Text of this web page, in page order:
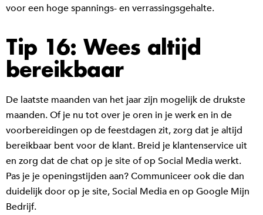
voor een hoge spannings- en verrassingsgehalte.
Tip 16: Wees altijd
bereikbaar
De laatste maanden van het jaar zijn mogelijk de drukste
maanden. Of je nu tot over je oren in je werk en in de
voorbereidingen op de feestdagen zit, zorg dat je altijd
bereikbaar bent voor de klant. Breid je klantenservice uit
en zorg dat de chat op je site of op Social Media werkt.
Pas je je openingstijden aan? Communiceer ook die dan
duidelijk door op je site, Social Media en op Google Mijn
Bedrijf.